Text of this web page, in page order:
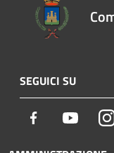
SEGUICI SU
Facebook